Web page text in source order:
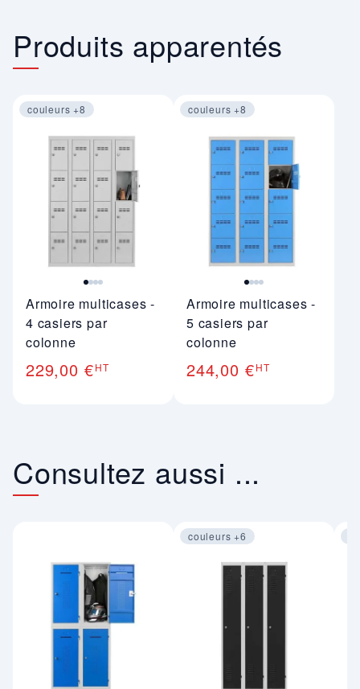
Produits apparentés
couleurs +8
Image 1 sur 4
Armoire multicases -
4 casiers par
colonne
229,00 €HT
couleurs +8
Image 1 sur 4
Armoire multicases -
5 casiers par
colonne
244,00 €HT
Consultez aussi ...
couleurs +6
Image 1 sur 4